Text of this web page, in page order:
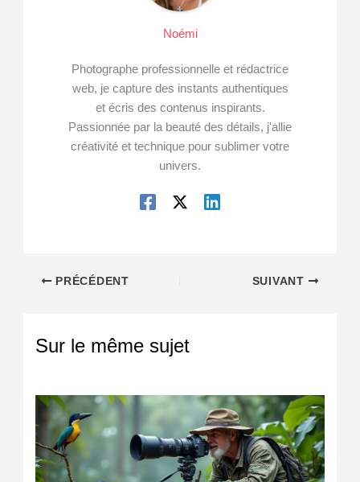
Noémi
Photographe professionnelle et rédactrice
web, je capture des instants authentiques
et écris des contenus inspirants.
Passionnée par la beauté des détails, j'allie
créativité et technique pour sublimer votre
univers.
PRÉCÉDENT SUIVANT
Sur le même sujet